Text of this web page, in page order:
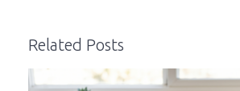
Related Posts